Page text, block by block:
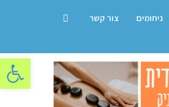
פתח
ניחומים צור קשר